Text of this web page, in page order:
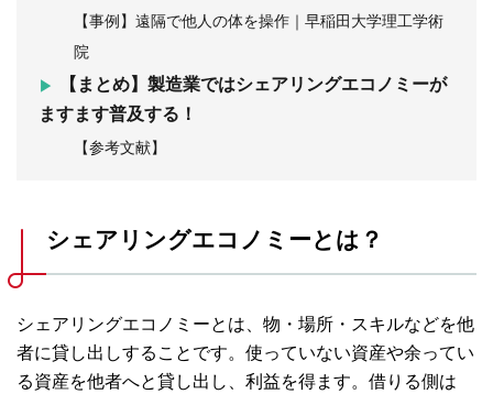
【事例】遠隔で他人の体を操作｜早稲田大学理工学術
院
【まとめ】製造業ではシェアリングエコノミーが
ますます普及する！
【参考文献】
シェアリングエコノミーとは？
シェアリングエコノミーとは、物・場所・スキルなどを他
者に貸し出しすることです。使っていない資産や余ってい
る資産を他者へと貸し出し、利益を得ます。借りる側は